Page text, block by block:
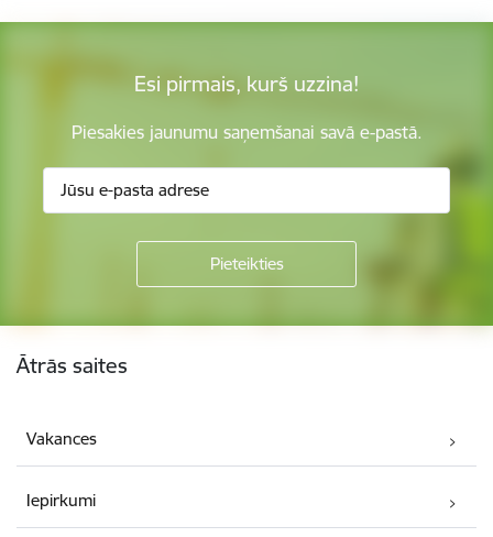
Esi pirmais, kurš uzzina!
Piesakies jaunumu saņemšanai savā e-pastā.
Kājene
Ātrās saites
Vakances
Iepirkumi